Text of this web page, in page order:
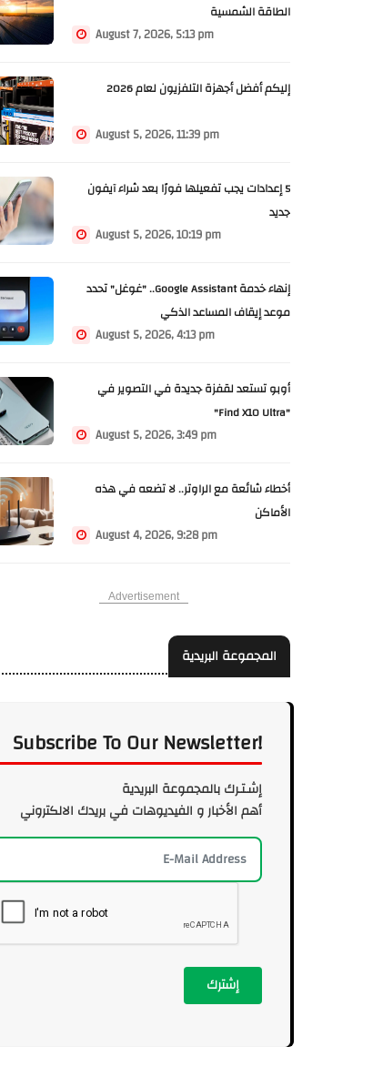
الطاقة الشمسية
August 7, 2026, 5:13 pm
إليكم أفضل أجهزة التلفزيون لعام 2026
August 5, 2026, 11:39 pm
5 إعدادات يجب تفعيلها فورًا بعد شراء آيفون
جديد
August 5, 2026, 10:19 pm
إنهاء خدمة Google Assistant.. "غوغل" تحدد
موعد إيقاف المساعد الذكي
August 5, 2026, 4:13 pm
أوبو تستعد لقفزة جديدة في التصوير في
"Find X10 Ultra"
August 5, 2026, 3:49 pm
أخطاء شائعة مع الراوتر.. لا تضعه في هذه
الأماكن
August 4, 2026, 9:28 pm
Advertisement
المجموعة البريدية
Subscribe To Our Newsletter!
إشـتـرك بالمجموعة البريدية
أهم الأخبار و الفيديوهات في بريدك الالكتروني
إشترك